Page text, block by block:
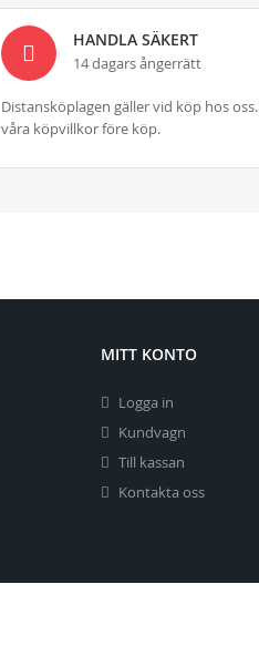
HANDLA SÄKERT
14 dagars ångerrätt
Distansköplagen gäller vid köp hos
våra köpvillkor före köp.
MITT KONTO
Logga in
Kundvagn
Till kassan
Kontakta oss